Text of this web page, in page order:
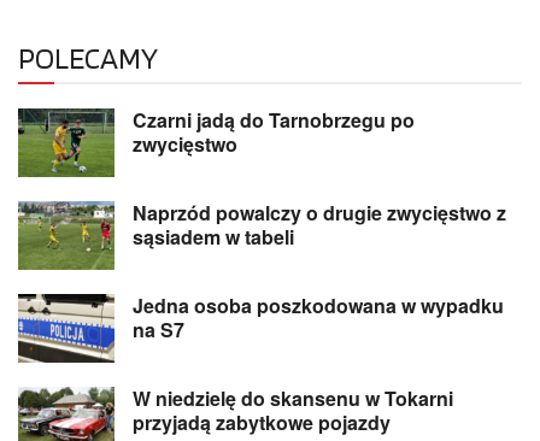
POLECAMY
Czarni jadą do Tarnobrzegu po
zwycięstwo
Naprzód powalczy o drugie zwycięstwo z
sąsiadem w tabeli
Jedna osoba poszkodowana w wypadku
na S7
W niedzielę do skansenu w Tokarni
przyjadą zabytkowe pojazdy